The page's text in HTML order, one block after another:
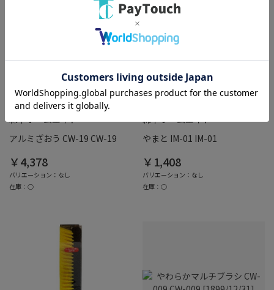
綿半ホームエイド
アルミざおう CW-19 CW-19
￥4,378
バリエーション：なし
在庫：○
綿半ホームエイド
やまと IM-01 IM-01
￥1,408
バリエーション：なし
在庫：○